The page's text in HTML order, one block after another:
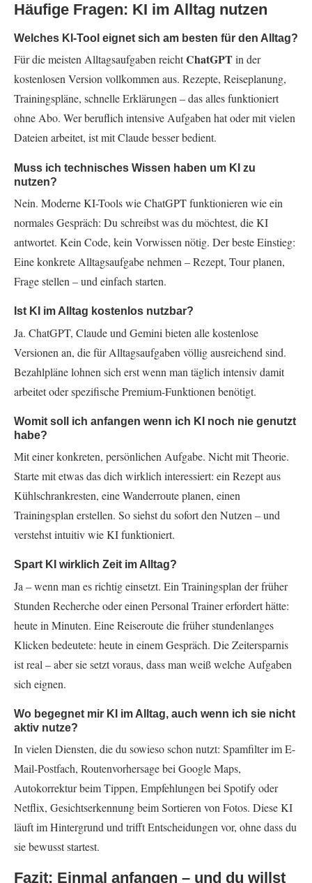
Häufige Fragen: KI im Alltag nutzen
Welches KI-Tool eignet sich am besten für den Alltag?
Für die meisten Alltagsaufgaben reichtChatGPTin der
kostenlosen Version vollkommen aus. Rezepte, Reiseplanung,
Trainingspläne, schnelle Erklärungen – das alles funktioniert
ohne Abo. Wer beruflich intensive Aufgaben hat oder mit vielen
Dateien arbeitet, ist mit Claude besser bedient.
Muss ich technisches Wissen haben um KI zu
nutzen?
Nein. Moderne KI-Tools wie ChatGPT funktionieren wie ein
normales Gespräch: Du schreibst was du möchtest, die KI
antwortet. Kein Code, kein Vorwissen nötig. Der beste Einstieg:
Eine konkrete Alltagsaufgabe nehmen – Rezept, Tour planen,
Frage stellen – und einfach starten.
Ist KI im Alltag kostenlos nutzbar?
Ja. ChatGPT, Claude und Gemini bieten alle kostenlose
Versionen an, die für Alltagsaufgaben völlig ausreichend sind.
Bezahlpläne lohnen sich erst wenn man täglich intensiv damit
arbeitet oder spezifische Premium-Funktionen benötigt.
Womit soll ich anfangen wenn ich KI noch nie genutzt
habe?
Mit einer konkreten, persönlichen Aufgabe. Nicht mit Theorie.
Starte mit etwas das dich wirklich interessiert: ein Rezept aus
Kühlschrankresten, eine Wanderroute planen, einen
Trainingsplan erstellen. So siehst du sofort den Nutzen – und
verstehst intuitiv wie KI funktioniert.
Spart KI wirklich Zeit im Alltag?
Ja – wenn man es richtig einsetzt. Ein Trainingsplan der früher
Stunden Recherche oder einen Personal Trainer erfordert hätte:
heute in Minuten. Eine Reiseroute die früher stundenlanges
Klicken bedeutete: heute in einem Gespräch. Die Zeitersparnis
ist real – aber sie setzt voraus, dass man weiß welche Aufgaben
sich eignen.
Wo begegnet mir KI im Alltag, auch wenn ich sie nicht
aktiv nutze?
In vielen Diensten, die du sowieso schon nutzt: Spamfilter im E-
Mail-Postfach, Routenvorhersage bei Google Maps,
Autokorrektur beim Tippen, Empfehlungen bei Spotify oder
Netflix, Gesichtserkennung beim Sortieren von Fotos. Diese KI
läuft im Hintergrund und trifft Entscheidungen vor, ohne dass du
sie bewusst startest.
Fazit: Einmal anfangen – und du willst